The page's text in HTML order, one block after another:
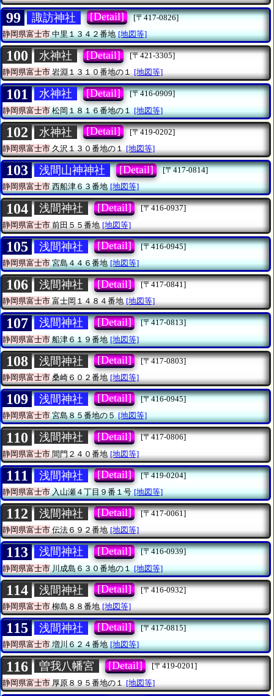
99 諏訪神社 [Detail]
[〒417-0826]
静岡県富士市中里１３４２番地 [地図等]
100 水神社 [Detail]
[〒421-3305]
静岡県富士市岩淵１３１０番地の１ [地図等]
101 水神社 [Detail]
[〒416-0909]
静岡県富士市松岡１８１６番地の１ [地図等]
102 水神社 [Detail]
[〒419-0202]
静岡県富士市久沢１３０番地の１ [地図等]
103 浅間山神神社 [Detail]
[〒417-0814]
静岡県富士市西船津６３番地 [地図等]
104 浅間神社 [Detail]
[〒416-0937]
静岡県富士市 前田５５番地 [地図等]
105 浅間神社 [Detail]
[〒416-0945]
静岡県富士市宮島４４６番地 [地図等]
106 浅間神社 [Detail]
[〒417-0841]
静岡県富士市富士岡１４８４番地 [地図等]
107 浅間神社 [Detail]
[〒417-0813]
静岡県富士市船津６１９番地 [地図等]
108 浅間神社 [Detail]
[〒417-0803]
静岡県富士市桑崎６０２番地 [地図等]
109 浅間神社 [Detail]
[〒416-0945]
静岡県富士市宮島８５番地の５ [地図等]
110 浅間神社 [Detail]
[〒417-0806]
静岡県富士市 間門２４０番地 [地図等]
111 浅間神社 [Detail]
[〒419-0204]
静岡県富士市入山瀬４丁目９番１号 [地図等]
112 浅間神社 [Detail]
[〒417-0061]
静岡県富士市伝法６９２番地 [地図等]
113 浅間神社 [Detail]
[〒416-0939]
静岡県富士市川成島６３０番地の１ [地図等]
114 浅間神社 [Detail]
[〒416-0932]
静岡県富士市柳島８８番地 [地図等]
115 浅間神社 [Detail]
[〒417-0815]
静岡県富士市増川６２４番地 [地図等]
116 曽我八幡宮 [Detail]
[〒419-0201]
静岡県富士市 厚原８９５番地の１ [地図等]